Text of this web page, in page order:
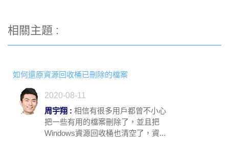
相關主題 :
如何還原資源回收桶已刪除的檔案
2020-08-11
周宇翔 : 相信有很多用戶都曾不小心
把一些有用的檔案刪除了，並且把
Windows資源回收桶也清空了，資...